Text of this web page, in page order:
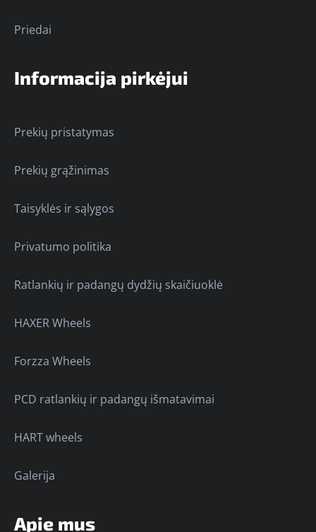
Priedai
Informacija pirkėjui
Prekių pristatymas
Prekių grąžinimas
Taisyklės ir sąlygos
Privatumo politika
Ratlankių ir padangų dydžių skaičiuoklė
HAXER Wheels
Forzza Wheels
PCD ratlankių ir padangų išmatavimai
HART wheels
Galerija
Apie mus